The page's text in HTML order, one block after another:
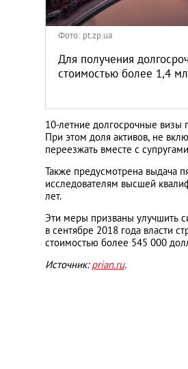
Латвия
Литва
Польша
Португалия
Россия
Фото: pt.zp.ua
Для получения
стоимостью более 1,4
10-летние долгосрочные
При этом доля активов, не
переезжать вместе с
Также предусмотрена выдача
исследователям высшей
лет.
Эти меры призваны улучшить
в сентябре 2018 года власти
стоимостью более 545 000
Источник:prian.ru.